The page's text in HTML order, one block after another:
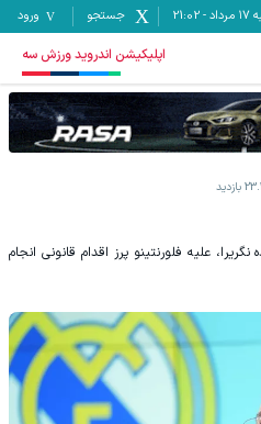
-
21:02 جستجو ورود
اپلیکیشن اندروید ورزش سه
بازدید
علیه فلورنتینو پرز اقدام قانونی انجام